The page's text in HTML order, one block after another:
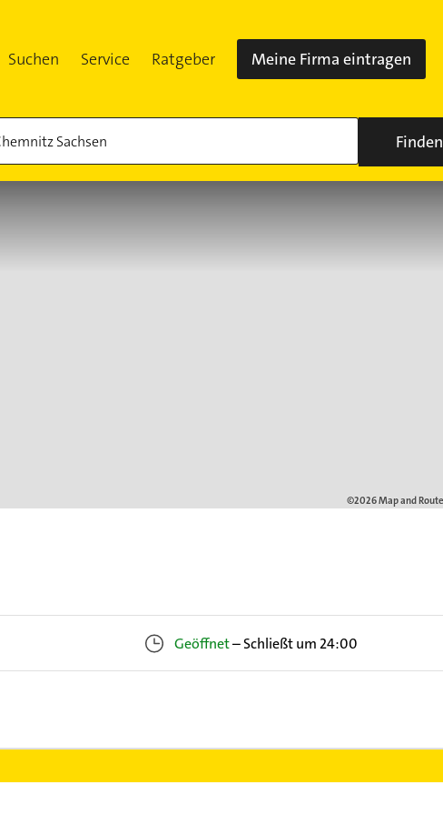
Suchen Service Ratgeber Meine Firma eintragen
Finden
Geöffnet– Schließt um 24:00